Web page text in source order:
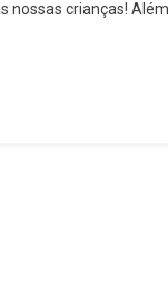
crianças!